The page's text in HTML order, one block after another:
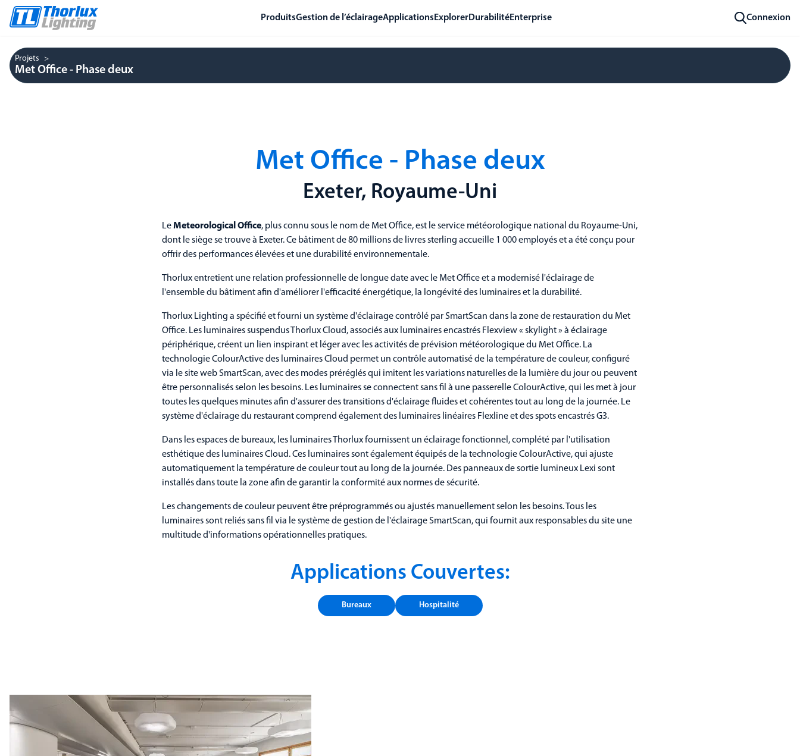
ProduitsGestion de l’éclairageApplications ExplorerDurabilitéEnterprise Connexion
Projets
Met Office - Phase deux
Met Office - Phase deux
Exeter, Royaume-Uni
LeMeteorological Office, plus connu sous le nom de Met Office, est le service météorologique national du Royaume-Uni,
dont le siège se trouve à Exeter. Ce bâtiment de 80 millions de livres sterling accueille 1 000 employés et a été conçu pour
offrir des performances élevées et une durabilité environnementale.
Thorlux entretient une relation professionnelle de longue date avec le Met Office et a modernisé l'éclairage de
l'ensemble du bâtiment afin d'améliorer l'efficacité énergétique, la longévité des luminaires et la durabilité.
Thorlux Lighting a spécifié et fourni un système d'éclairage contrôlé par SmartScan dans la zone de restauration du Met
Office. Les luminaires suspendus Thorlux Cloud, associés aux luminaires encastrés Flexview « skylight » à éclairage
périphérique, créent un lien inspirant et léger avec les activités de prévision météorologique du Met Office. La
technologie ColourActive des luminaires Cloud permet un contrôle automatisé de la température de couleur, configuré
via le site web SmartScan, avec des modes préréglés qui imitent les variations naturelles de la lumière du jour ou peuvent
être personnalisés selon les besoins. Les luminaires se connectent sans fil à une passerelle ColourActive, qui les met à jour
toutes les quelques minutes afin d'assurer des transitions d'éclairage fluides et cohérentes tout au long de la journée. Le
système d'éclairage du restaurant comprend également des luminaires linéaires Flexline et des spots encastrés G3.
Dans les espaces de bureaux, les luminaires Thorlux fournissent un éclairage fonctionnel, complété par l'utilisation
esthétique des luminaires Cloud. Ces luminaires sont également équipés de la technologie ColourActive, qui ajuste
automatiquement la température de couleur tout au long de la journée. Des panneaux de sortie lumineux Lexi sont
installés dans toute la zone afin de garantir la conformité aux normes de sécurité.
Les changements de couleur peuvent être préprogrammés ou ajustés manuellement selon les besoins. Tous les
luminaires sont reliés sans fil via le système de gestion de l'éclairage SmartScan, qui fournit aux responsables du site une
multitude d'informations opérationnelles pratiques.
Applications Couvertes:
Bureaux Hospitalité